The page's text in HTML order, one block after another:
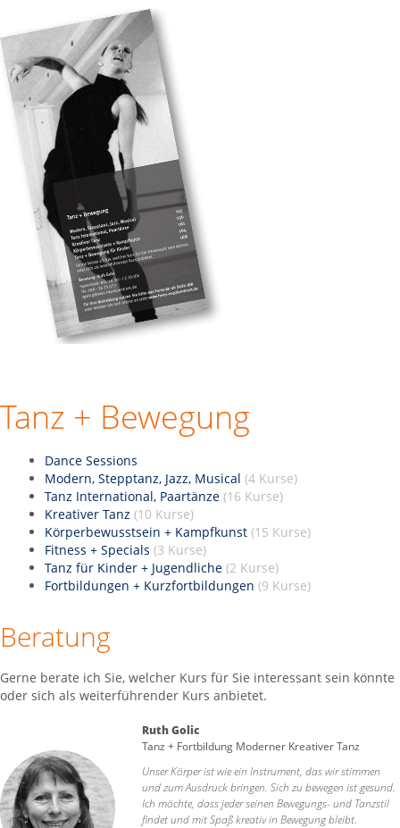
Tanz + Bewegung
Dance Sessions
Modern, Stepptanz, Jazz, Musical (4 Kurse)
Tanz International, Paartänze (16 Kurse)
Kreativer Tanz (10 Kurse)
Körperbewusstsein + Kampfkunst (15 Kurse)
Fitness + Specials (3 Kurse)
Tanz für Kinder + Jugendliche (2 Kurse)
Fortbildungen + Kurzfortbildungen (9 Kurse)
Beratung
Gerne berate ich Sie, welcher Kurs für Sie interessant sein könnte
oder sich als weiterführender Kurs anbietet.
Ruth Golic
Tanz + Fortbildung Moderner Kreativer Tanz
Unser Körper ist wie ein Instrument, das wir stimmen
und zum Ausdruck bringen. Sich zu bewegen ist gesund.
Ich möchte, dass jeder seinen Bewegungs- und Tanzstil
findet und mit Spaß kreativ in Bewegung bleibt.